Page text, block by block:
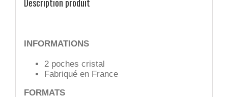
INFORMATIONS
2 poches cristal
Fabriqué en France
FORMATS